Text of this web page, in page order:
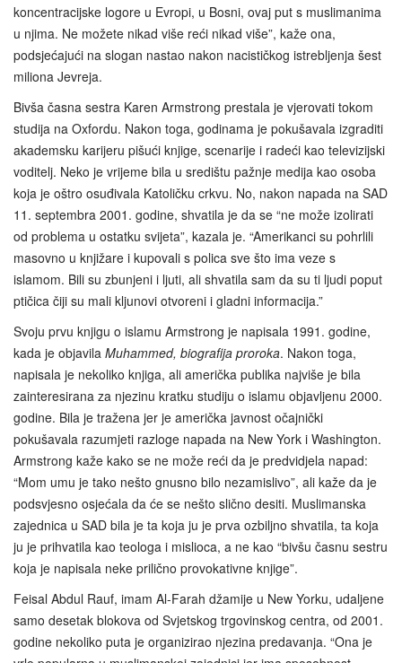
koncentracijske logore u Evropi, u Bosni, ovaj put s muslimanima
u njima. Ne možete nikad više reći nikad više”, kaže ona,
podsjećajući na slogan nastao nakon nacističkog istrebljenja šest
miliona Jevreja.
Bivša časna sestra Karen Armstrong prestala je vjerovati tokom
studija na Oxfordu. Nakon toga, godinama je pokušavala izgraditi
akademsku karijeru pišući knjige, scenarije i radeći kao televizijski
voditelj. Neko je vrijeme bila u središtu pažnje medija kao osoba
koja je oštro osuđivala Katoličku crkvu. No, nakon napada na SAD
11. septembra 2001. godine, shvatila je da se “ne može izolirati
od problema u ostatku svijeta”, kazala je. “Amerikanci su pohrlili
masovno u knjižare i kupovali s polica sve što ima veze s
islamom. Bili su zbunjeni i ljuti, ali shvatila sam da su ti ljudi poput
ptičica čiji su mali kljunovi otvoreni i gladni informacija.”
Svoju prvu knjigu o islamu Armstrong je napisala 1991. godine,
kada je objavila Muhammed, biografija proroka. Nakon toga,
napisala je nekoliko knjiga, ali američka publika najviše je bila
zainteresirana za njezinu kratku studiju o islamu objavljenu 2000.
godine. Bila je tražena jer je američka javnost očajnički
pokušavala razumjeti razloge napada na New York i Washington.
Armstrong kaže kako se ne može reći da je predvidjela napad:
“Mom umu je tako nešto gnusno bilo nezamislivo”, ali kaže da je
podsvjesno osjećala da će se nešto slično desiti. Muslimanska
zajednica u SAD bila je ta koja ju je prva ozbiljno shvatila, ta koja
ju je prihvatila kao teologa i mislioca, a ne kao “bivšu časnu sestru
koja je napisala neke prilično provokativne knjige”.
Feisal Abdul Rauf, imam Al-Farah džamije u New Yorku, udaljene
samo desetak blokova od Svjetskog trgovinskog centra, od 2001.
godine nekoliko puta je organizirao njezina predavanja. “Ona je